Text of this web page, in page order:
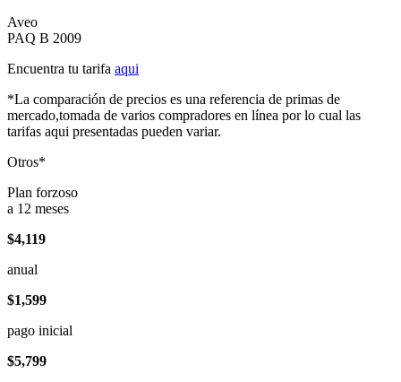
Aveo
PAQ B 2009
Encuentra tu tarifa aqui
*La comparación de precios es una referencia de primas de
mercado,tomada de varios compradores en línea por lo cual las
tarifas aqui presentadas pueden variar.
Otros*
Plan forzoso
a 12 meses
$4,119
anual
$1,599
pago inicial
$5,799